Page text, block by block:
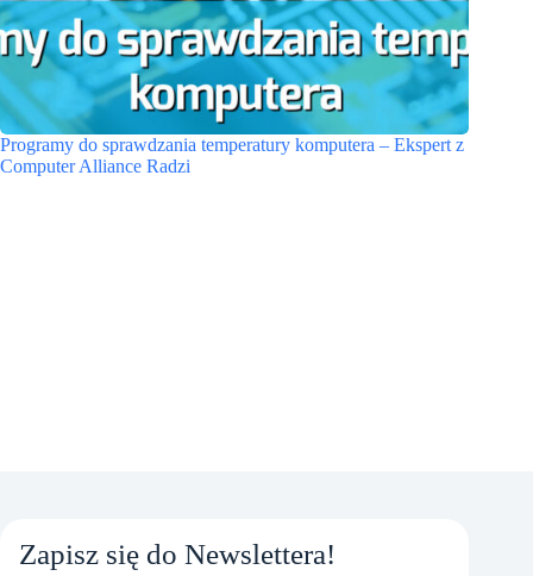
Programy do sprawdzania temperatury komputera – Ekspert z
Computer Alliance Radzi
Zapisz się do Newslettera!